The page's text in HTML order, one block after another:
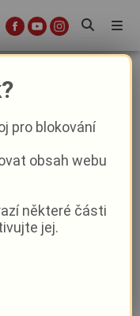
pro blokování
obsah webu
některé části
jej.